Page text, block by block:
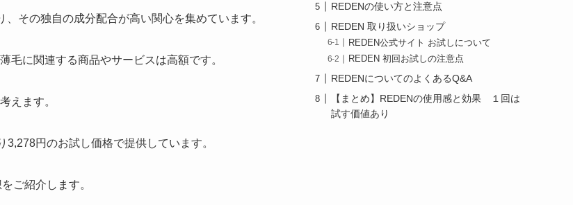
その独自の成分配合が高い関心を集めています。
毛に関連する商品やサービスは高額です。
えます。
円のお試し価格で提供しています。
ご紹介します。
REDENの使い方と注意点
REDEN 取り扱いショップ
REDEN公式サイト お試しについて
REDEN 初回お試しの注意点
REDENについてのよくあるQ&A
【まとめ】REDENの使用感と効果 １回は
試す価値あり